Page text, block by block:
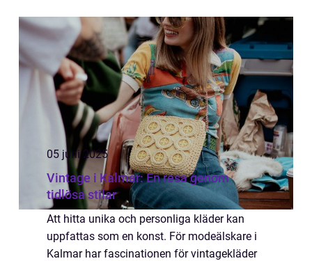
företags personlighet och ...
05 juni 2025
Vintage i Kalmar: En resa genom
tidlösa stilar
Att hitta unika och personliga kläder kan
uppfattas som en konst. För modeälskare i
Kalmar har fascinationen för vintagekläder